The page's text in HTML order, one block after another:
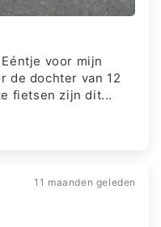
voor mijn
de dochter van 12
fietsen zijn dit...
11 maanden geleden